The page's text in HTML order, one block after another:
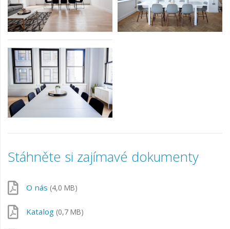
Stáhněte si zajímavé dokumenty
O nás (4,0 MB)
Katalog (0,7 MB)